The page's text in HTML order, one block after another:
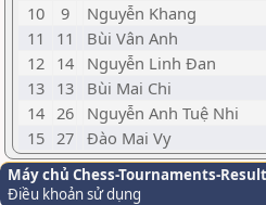
10
9 Nguyễn Khang
11
11 Bùi Vân Anh
12 14 Nguyễn Linh Đan
13 13 Bùi Mai Chi
14 26 Nguyễn Anh Tuệ Nhi
15 27 Đào Mai Vy
Máy chủ Chess-Tournaments-
Điều khoản sử dụng